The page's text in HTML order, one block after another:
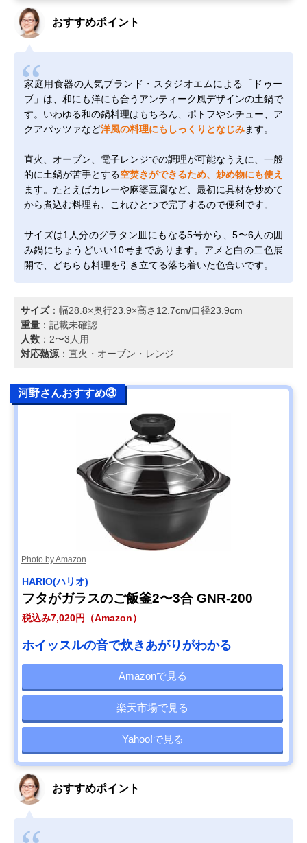
おすすめポイント
家庭用食器の人気ブランド・スタジオエムによる「ドゥー
ブ」は、和にも洋にも合うアンティーク風デザインの土鍋で
す。いわゆる和の鍋料理はもちろん、ポトフやシチュー、ア
クアパッツァなど洋風の料理にもしっくりとなじみます。
直火、オーブン、電子レンジでの調理が可能なうえに、一般
的に土鍋が苦手とする空焚きができるため、炒め物にも使え
ます。たとえばカレーや麻婆豆腐など、最初に具材を炒めて
から煮込む料理も、これひとつで完了するので便利です。
サイズは1人分のグラタン皿にもなる5号から、5〜6人の囲
み鍋にちょうどいい10号まであります。アメと白の二色展
開で、どちらも料理を引き立てる落ち着いた色合いです。
サイズ：幅28.8×奥行23.9×高さ12.7cm/口径23.9cm
重量 ：記載未確認
人数 ：2〜3人用
対応熱源 ：直火・オーブン・レンジ
河野さんおすすめ③
Photo by Amazon
HARIO(ハリオ)
フタがガラスのご飯釜2〜3合 GNR-200
税込み7,020円（Amazon）
ホイッスルの音で炊きあがりがわかる
Amazonで見る
楽天市場で見る
Yahoo!で見る
おすすめポイント